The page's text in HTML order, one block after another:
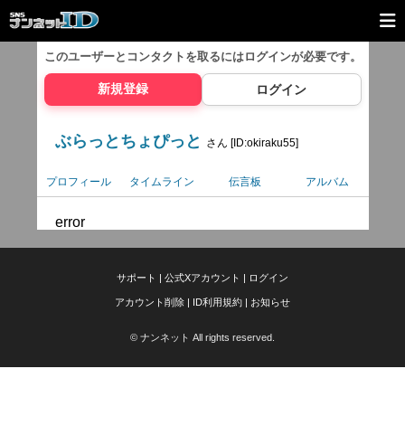
このユーザーとコンタクトを取るにはログインが必要です。
新規登録 ログイン
ぶらっとちょぴっと さん [ID:okiraku55]
プロフィール タイムライン 伝言板 アルバム
error
サポート | 公式Xアカウント | ログイン
アカウント削除 | ID利用規約 | お知らせ
© ナンネット All rights reserved.